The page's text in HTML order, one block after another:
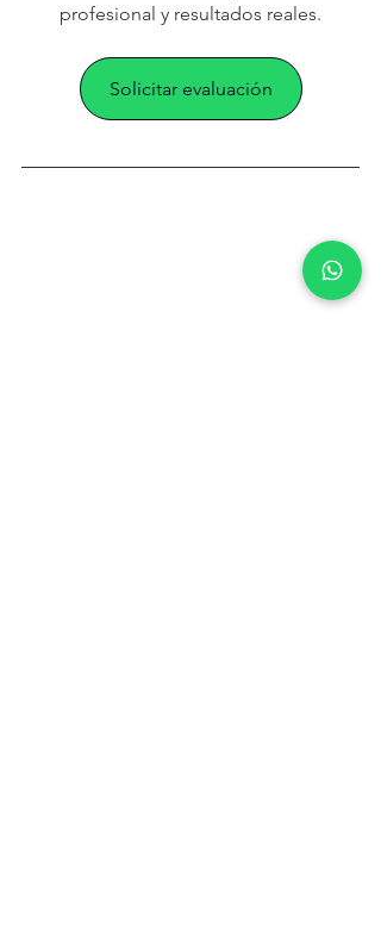
profesional y resultados reales.
Solicitar evaluación